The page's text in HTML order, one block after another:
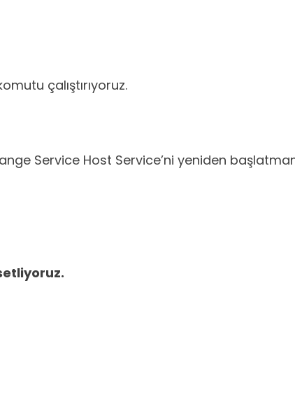
çalıştırıyoruz.
Service Host Service’ni yeniden